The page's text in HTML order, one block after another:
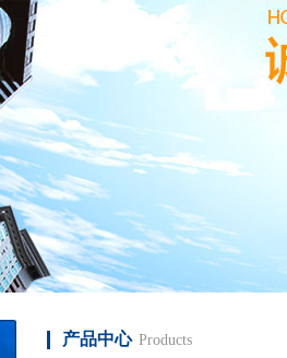
产品中心 Products